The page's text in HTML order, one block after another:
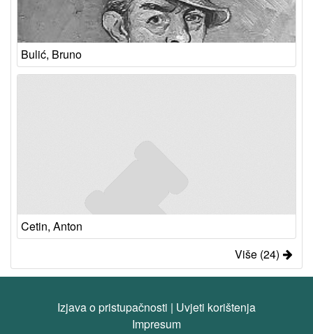
Bulić, Bruno
Cetin, Anton
Više (24)
Izjava o pristupačnosti | Uvjeti korištenja
Impresum